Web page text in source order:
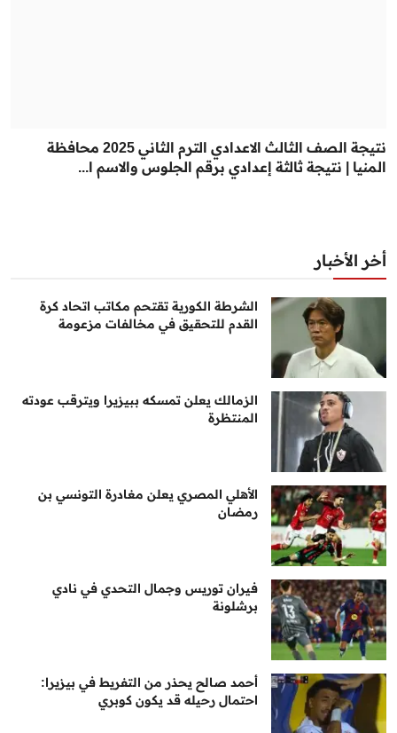
نتيجة الصف الثالث الاعدادي الترم الثاني 2025 محافظة
المنيا | نتيجة ثالثة إعدادي برقم الجلوس والاسم ا...
أخر الأخبار
الشرطة الكورية تقتحم مكاتب اتحاد كرة
القدم للتحقيق في مخالفات مزعومة
الزمالك يعلن تمسكه ببيزيرا ويترقب عودته
المنتظرة
الأهلي المصري يعلن مغادرة التونسي بن
رمضان
فيران توريس وجمال التحدي في نادي
برشلونة
أحمد صالح يحذر من التفريط في بيزيرا:
احتمال رحيله قد يكون كوبري